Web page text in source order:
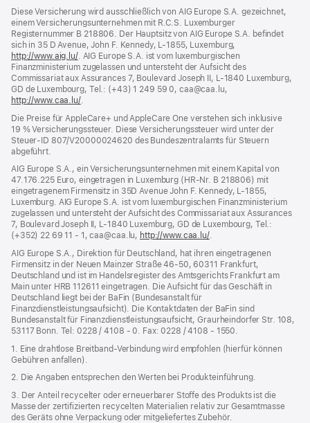
neues
Fenster)
Diese Versicherung wird ausschließlich von AIG Europe S.A. gezeichnet,
einem Versicherungsunternehmen mit R.C.S. Luxemburger
Registernummer B 218806. Der Hauptsitz von AIG Europe S.A. befindet
sich in 35 D Avenue, John F. Kennedy, L‑1855, Luxemburg,
http://www.aig.lu/(Öffnet
ein
neues
Fenster)
. AIG Europe S.A. ist vom luxemburgischen
Finanzministerium zugelassen und untersteht der Aufsicht des
Commissariat aux Assurances 7, Boulevard Joseph II, L‑1840 Luxemburg,
GD de Luxembourg, Tel.: (+43) 1 249 59 0, caa@caa.lu,
http://www.caa.lu/(Öffnet
neues
Fenster)
.
Die Preise für AppleCare+ und AppleCare One verstehen sich inklusive
19 % Versicherungssteuer. Diese Versicherungssteuer wird unter der
Steuer‑ID 807/V20000024620 des Bundeszentralamts für Steuern
abgeführt.
AIG Europe S.A., ein Versicherungsunternehmen mit einem Kapital von
47.176.225 Euro, eingetragen in Luxemburg (HR-Nr. B 218806) mit
eingetragenem Firmensitz in 35D Avenue John F. Kennedy, L-1855,
Luxemburg. AIG Europe S.A. ist vom luxemburgischen Finanzministerium
zugelassen und untersteht der Aufsicht des Commissariat aux Assurances
7, Boulevard Joseph II, L‑1840 Luxemburg, GD de Luxembourg, Tel.:
(+352) 22 69 11 - 1, caa@caa.lu, http://www.caa.lu/(Öffnet
neues
Fenster)
.
AIG Europe S.A., Direktion für Deutschland, hat ihren eingetragenen
Firmensitz in der Neuen Mainzer Straße 46‑50, 60311 Frankfurt,
Deutschland und ist im Handelsregister des Amtsgerichts Frankfurt am
Main unter HRB 112611 eingetragen. Die Aufsicht für das Geschäft in
Deutschland liegt bei der BaFin (Bundesanstalt für
Finanzdienstleistungsaufsicht). Die Kontaktdaten der BaFin sind
Bundesanstalt für Finanzdienstleistungsaufsicht, Graurheindorfer Str. 108,
53117 Bonn. Tel: 0228 / 4108 - 0. Fax: 0228 / 4108 - 1550.
1. Eine drahtlose Breitband-Verbindung wird empfohlen (hierfür können
Gebühren anfallen).
2. Die Angaben entsprechen den Werten bei Produkteinführung.
3. Der Anteil recycelter oder erneuerbarer Stoffe des Produkts ist die
Masse der zertifizierten recycelten Materialien relativ zur Gesamtmasse
des Geräts ohne Verpackung oder mitgeliefertes Zubehör.